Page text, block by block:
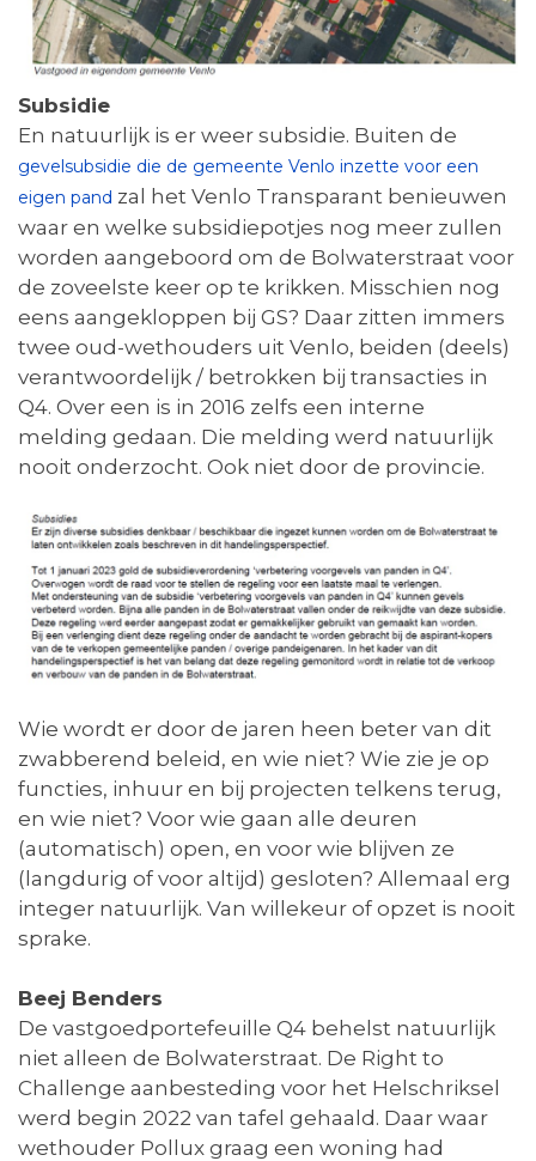
Subsidie
En natuurlijk is er weer subsidie. Buiten de
gevelsubsidie die de gemeente Venlo inzette voor een
eigen pand zal het Venlo Transparant benieuwen
waar en welke subsidiepotjes nog meer zullen
worden aangeboord om de Bolwaterstraat voor
de zoveelste keer op te krikken. Misschien nog
eens aangekloppen bij GS? Daar zitten immers
twee oud-wethouders uit Venlo, beiden (deels)
verantwoordelijk / betrokken bij transacties in
Q4. Over een is in 2016 zelfs een interne
melding gedaan. Die melding werd natuurlijk
nooit onderzocht. Ook niet door de provincie.
Wie wordt er door de jaren heen beter van dit
zwabberend beleid, en wie niet? Wie zie je op
functies, inhuur en bij projecten telkens terug,
en wie niet? Voor wie gaan alle deuren
(automatisch) open, en voor wie blijven ze
(langdurig of voor altijd) gesloten? Allemaal erg
integer natuurlijk. Van willekeur of opzet is nooit
sprake.
Beej Benders
De vastgoedportefeuille Q4 behelst natuurlijk
niet alleen de Bolwaterstraat. De Right to
Challenge aanbesteding voor het Helschriksel
werd begin 2022 van tafel gehaald. Daar waar
wethouder Pollux graag een woning had